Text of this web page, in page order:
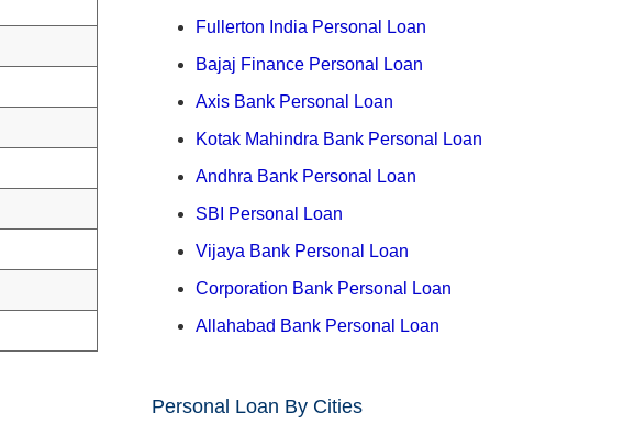
Fullerton India Personal Loan
Bajaj Finance Personal Loan
Axis Bank Personal Loan
Kotak Mahindra Bank Personal Loan
Andhra Bank Personal Loan
SBI Personal Loan
Vijaya Bank Personal Loan
Corporation Bank Personal Loan
Allahabad Bank Personal Loan
Personal Loan By Cities